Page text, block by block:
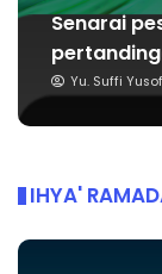
Senarai
Yu. Suffi Yusof
IHYA'